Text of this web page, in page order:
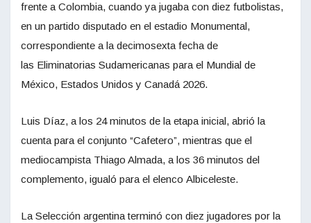
frente a Colombia, cuando ya jugaba con diez futbolistas,
en un partido disputado en el estadio Monumental,
correspondiente a la decimosexta fecha de
las Eliminatorias Sudamericanas para el Mundial de
México, Estados Unidos y Canadá 2026.
Luis Díaz, a los 24 minutos de la etapa inicial, abrió la
cuenta para el conjunto “Cafetero”, mientras que el
mediocampista Thiago Almada, a los 36 minutos del
complemento, igualó para el elenco Albiceleste.
La Selección argentina terminó con diez jugadores por la